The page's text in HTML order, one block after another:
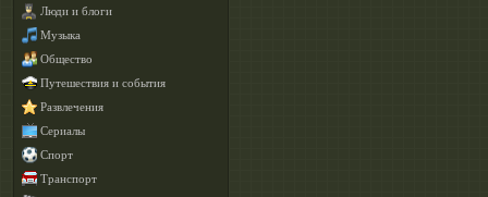
Люди и блоги
Музыка
Общество
Путешествия и события
Развлечения
Сериалы
Спорт
Транспорт